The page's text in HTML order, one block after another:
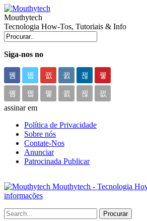
Mouthytech
Tecnologia How-Tos, Tutoriais & Info
Siga-nos no
assinar em
Política de Privacidade
Sobre nós
Contate-Nos
Anunciar
Patrocinada Publicar
Mouthytech - Tecnologia
informações